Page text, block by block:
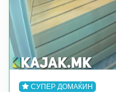
СУПЕР ДОМАЌИН